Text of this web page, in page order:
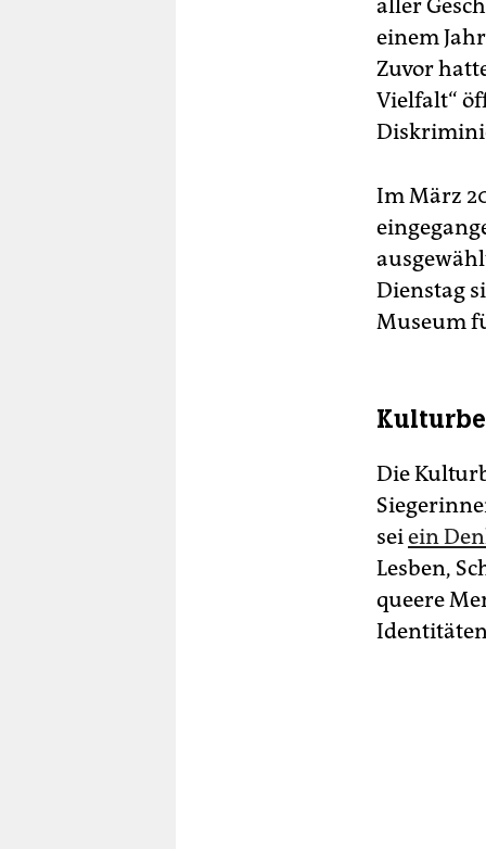
aller
einem
Zuvor
Vielfalt“
Im März
Dienstag
Museum
Die
seiein
Lesben,
queere